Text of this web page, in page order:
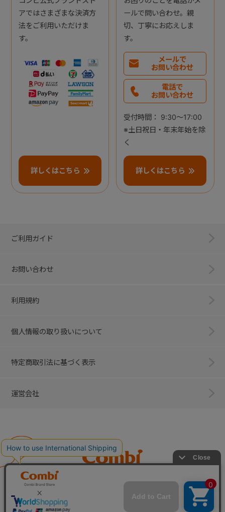
アではさまざまな決済方
法をご利用いただけま
す。
詳しくはこちら
ールで問い合わせ。親
切、丁寧にお応えしま
す。
メールで
お問い合わせ
電話で
お問い合わせ
受付時間： 9:30～17:00
※土日祝日・年末年始を除
く
詳しくはこちら
ご利用ガイド
お問い合わせ
利用規約
個人情報の取り扱いについて
特定商取引法に基づく表示
運営会社
子育てに、イノベーションを。
ベビー用品のコンビ株式会社